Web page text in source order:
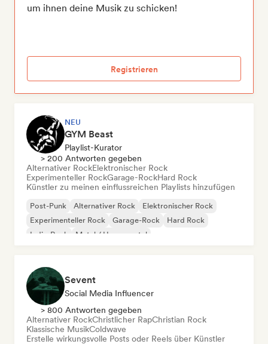
um ihnen deine Musik zu schicken!
Registrieren
NEU
GYM Beast
Playlist-Kurator
> 200 Antworten gegeben
Alternativer RockElektronischer Rock
Experimenteller RockGarage-RockHard Rock
Künstler zu meinen einflussreichen Playlists hinzufügen
Post-Punk Alternativer Rock
Elektronischer Rock
Experimenteller Rock
Garage-Rock
Hard Rock
Indie-Rock
Metal / Heavy metal
Sevent
Social Media Influencer
> 800 Antworten gegeben
Alternativer RockChristlicher RapChristian Rock
Klassische MusikColdwave
Erstelle wirkungsvolle Posts oder Reels über Künstler